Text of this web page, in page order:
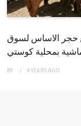
حجر الاساس لسوق
بمحلية كوستي
BY 4 YEARS AGO